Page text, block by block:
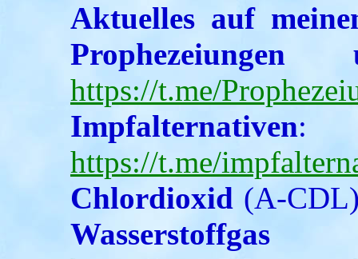
Aktuelles auf
Prophezeiungen
https://t.me/
Impfalternativen:
https://t.me/
Chlordioxid (A-